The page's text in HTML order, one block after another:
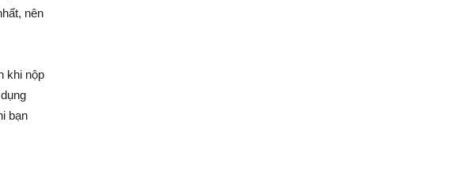
nên
khi nộp
bạn